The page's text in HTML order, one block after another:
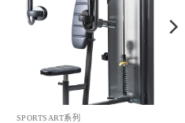
SPORTSART系列